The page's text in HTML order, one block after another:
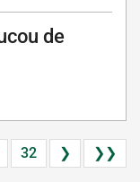
de
32 ❯ ❯❯